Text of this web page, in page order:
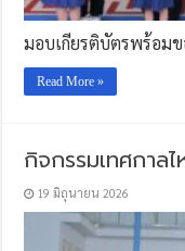
มอบเกียรติบัตรพร้อม
Read More »
กิจกรรมเทศกาลไ
19 มิถุนายน 2026